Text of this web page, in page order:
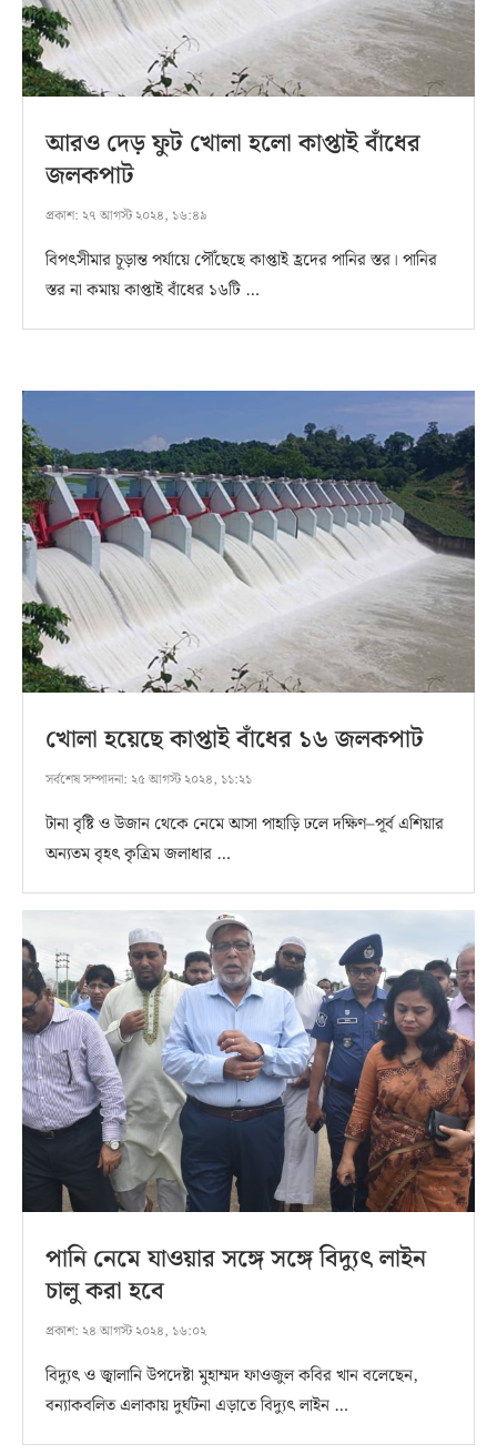
আরও দেড় ফুট খোলা হলো কাপ্তাই বাঁধের
জলকপাট
প্রকাশ: ২৭ আগস্ট ২০২৪, ১৬:৪৯
বিপৎসীমার চূড়ান্ত পর্যায়ে পৌঁছেছে কাপ্তাই হ্রদের পানির স্তর। পানির
স্তর না কমায় কাপ্তাই বাঁধের ১৬টি …
খোলা হয়েছে কাপ্তাই বাঁধের ১৬ জলকপাট
সর্বশেষ সম্পাদনা: ২৫ আগস্ট ২০২৪, ১১:২১
টানা বৃষ্টি ও উজান থেকে নেমে আসা পাহাড়ি ঢলে দক্ষিণ–পূর্ব এশিয়ার
অন্যতম বৃহৎ কৃত্রিম জলাধার …
পানি নেমে যাওয়ার সঙ্গে সঙ্গে বিদ্যুৎ লাইন
চালু করা হবে
প্রকাশ: ২৪ আগস্ট ২০২৪, ১৬:০২
বিদ্যুৎ ও জ্বালানি উপদেষ্টা মুহাম্মদ ফাওজুল কবির খান বলেছেন,
বন্যাকবলিত এলাকায় দুর্ঘটনা এড়াতে বিদ্যুৎ লাইন …